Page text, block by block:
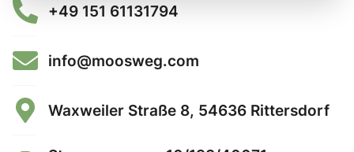
+49 151 61131794
info@moosweg.com
Waxweiler Straße 8, 54636 Rittersdorf